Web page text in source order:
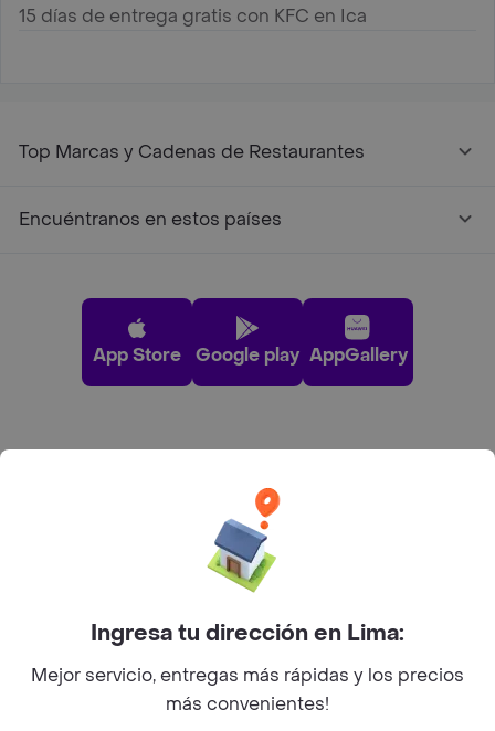
15 días de entrega gratis con KFC en Ica
Top Marcas y Cadenas de Restaurantes
Encuéntranos en estos países
App Store Google play AppGallery
Sobre Rappi
Ingresa tu dirección en Lima:
Mejor servicio, entregas más rápidas y los precios
más convenientes!